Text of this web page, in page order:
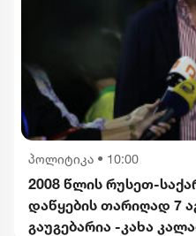
პოლიტიკა • 10:00
2008 წლის რუსეთ-
დაწყების თარიღად 7
გაუგებარია -კახა